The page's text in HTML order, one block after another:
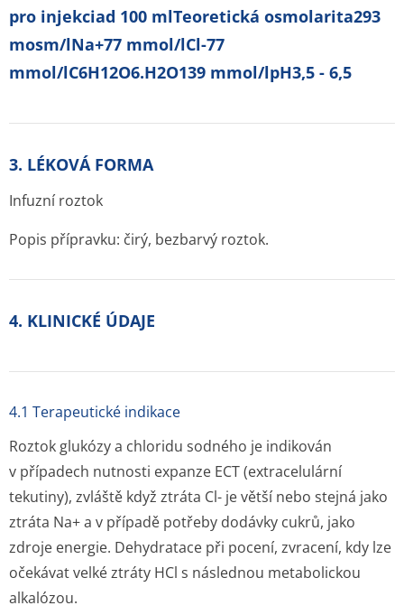
pro injekciad 100 mlTeoretická osmolarita293
mosm/lNa+77 mmol/lCl-77
mmol/lC6H12O6.H2O139 mmol/lpH3,5 - 6,5
3. LÉKOVÁ FORMA
Infuzní roztok
Popis přípravku: čirý, bezbarvý roztok.
4. KLINICKÉ ÚDAJE
4.1 Terapeutické indikace
Roztok glukózy a chloridu sodného je indikován
v případech nutnosti expanze ECT (extracelulární
tekutiny), zvláště když ztráta Cl- je větší nebo stejná jako
ztráta Na+a v případě potřeby dodávky cukrů, jako
zdroje energie. Dehydratace při pocení, zvracení, kdy lze
očekávat velké ztráty HCl s následnou metabolickou
alkalózou.